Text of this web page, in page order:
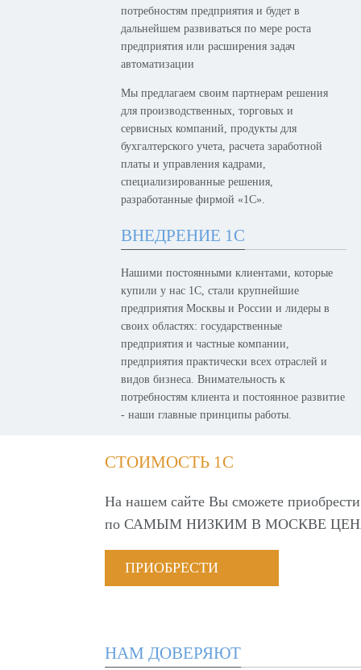
потребностям предприятия и будет в
дальнейшем развиваться по мере роста
предприятия или расширения задач
автоматизации
Мы предлагаем своим партнерам решения
для производственных, торговых и
сервисных компаний, продукты для
бухгалтерского учета, расчета заработной
платы и управления кадрами,
специализированные решения,
разработанные фирмой «1С».
ВНЕДРЕНИЕ 1С
Нашими постоянными клиентами, которые
купили у нас 1С, стали крупнейшие
предприятия Москвы и России и лидеры в
своих областях: государственные
предприятия и частные компании,
предприятия практически всех отраслей и
видов бизнеса. Внимательность к
потребностям клиента и постоянное развитие
- наши главные принципы работы.
СТОИМОСТЬ 1С
На нашем сайте Вы сможете
по САМЫМ НИЗКИМ В МОСКВЕ
ПРИОБРЕСТИ
НАМ ДОВЕРЯЮТ